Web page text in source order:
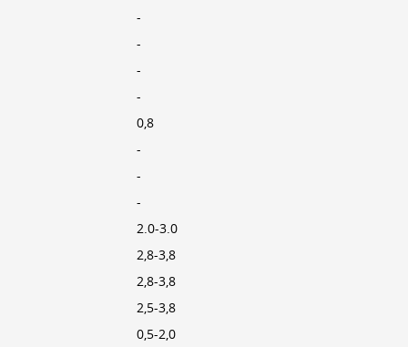
-
-
-
-
0,8
-
-
-
2.0-3.0
2,8-3,8
2,8-3,8
2,5-3,8
0,5-2,0